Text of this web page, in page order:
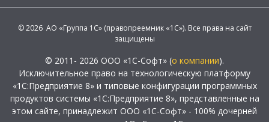
© 2026 АО «Группа 1С» (правопреемник «1С»). Все права на сайт
защищены
© 2011- 2026 ООО «1С-Софт» (о компании).
Исключительное право на технологическую платформу
«1С:Предприятие 8» и типовые конфигурации программных
продуктов системы «1С:Предприятие 8», представленные на
этом сайте, принадлежит ООО «1С-Софт» - 100% дочерней